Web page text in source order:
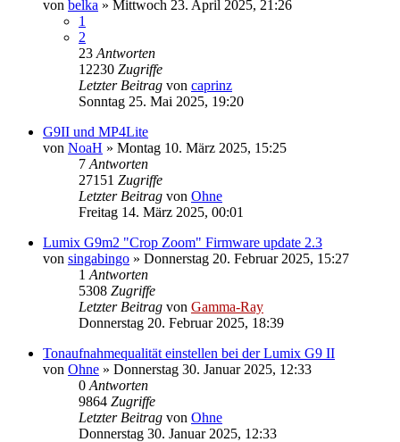
von belka » Mittwoch 23. April 2025, 21:26
1
2
23 Antworten
12230 Zugriffe
Letzter Beitrag von caprinz
Sonntag 25. Mai 2025, 19:20
G9II und MP4Lite
von NoaH » Montag 10. März 2025, 15:25
7 Antworten
27151 Zugriffe
Letzter Beitrag von Ohne
Freitag 14. März 2025, 00:01
Lumix G9m2 "Crop Zoom" Firmware update 2.3
von singabingo » Donnerstag 20. Februar 2025, 15:27
1 Antworten
5308 Zugriffe
Letzter Beitrag von Gamma-Ray
Donnerstag 20. Februar 2025, 18:39
Tonaufnahmequalität einstellen bei der Lumix G9 II
von Ohne » Donnerstag 30. Januar 2025, 12:33
0 Antworten
9864 Zugriffe
Letzter Beitrag von Ohne
Donnerstag 30. Januar 2025, 12:33